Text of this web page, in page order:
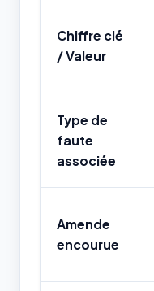
Chiffre clé
/ Valeur
Type de
faute
associée
Amende
encourue